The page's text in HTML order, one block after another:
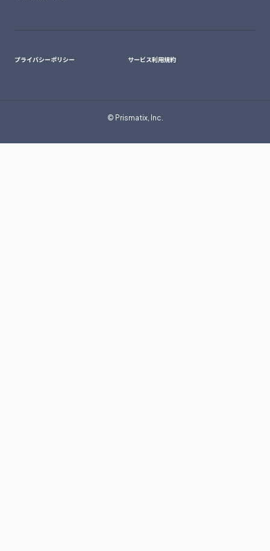
プライバシーポリシー サービス利用規約
© Prismatix, Inc.